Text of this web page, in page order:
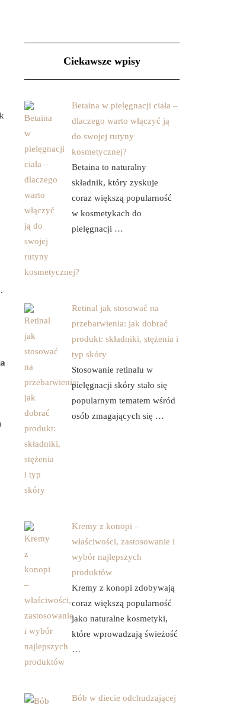
Ciekawsze wpisy
Betaina w pielęgnacji ciała –
dlaczego warto włączyć ją
do swojej rutyny
kosmetycznej?
Betaina to naturalny
składnik, który zyskuje
coraz większą popularność
w kosmetykach do
pielęgnacji …
Retinal jak stosować na
przebarwienia: jak dobrać
produkt: składniki, stężenia i
typ skóry
Stosowanie retinalu w
pielęgnacji skóry stało się
popularnym tematem wśród
osób zmagających się …
Kremy z konopi –
właściwości, zastosowanie i
wybór najlepszych
produktów
Kremy z konopi zdobywają
coraz większą popularność
jako naturalne kosmetyki,
które wprowadzają świeżość
…
Bób w diecie odchudzającej